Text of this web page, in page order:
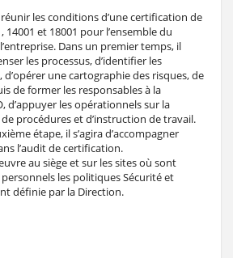
les conditions d’une certification de
14001 et 18001 pour l’ensemble du
Dans un premier temps, il
les processus, d’identifier les
d’opérer une cartographie des risques, de
de former les responsables à la
d’appuyer les opérationnels sur la
procédures et d’instruction de travail.
étape, il s’agira d’accompagner
l’audit de certification.
au siège et sur les sites où sont
les politiques Sécurité et
définie par la Direction.